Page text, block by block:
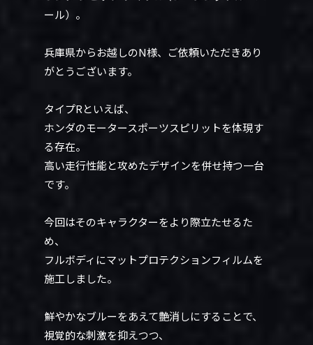
ール）。
兵庫県からお越しのN様、ご依頼いただきあり
がとうございます。
タイプRといえば、
ホンダのモータースポーツスピリットを体現す
る存在。
高い走行性能と攻めたデザインを併せ持つ一台
です。
今回はそのキャラクターをより際立たせるた
め、
フルボディにマットプロテクションフィルムを
施工しました。
鮮やかなブルーをあえて艶消しにすることで、
視覚的な刺激を抑えつつ、